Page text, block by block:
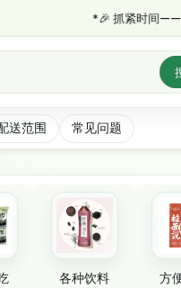
*🎉 抓紧时间——多伦多大
送范围 常见问题
各种饮料 方